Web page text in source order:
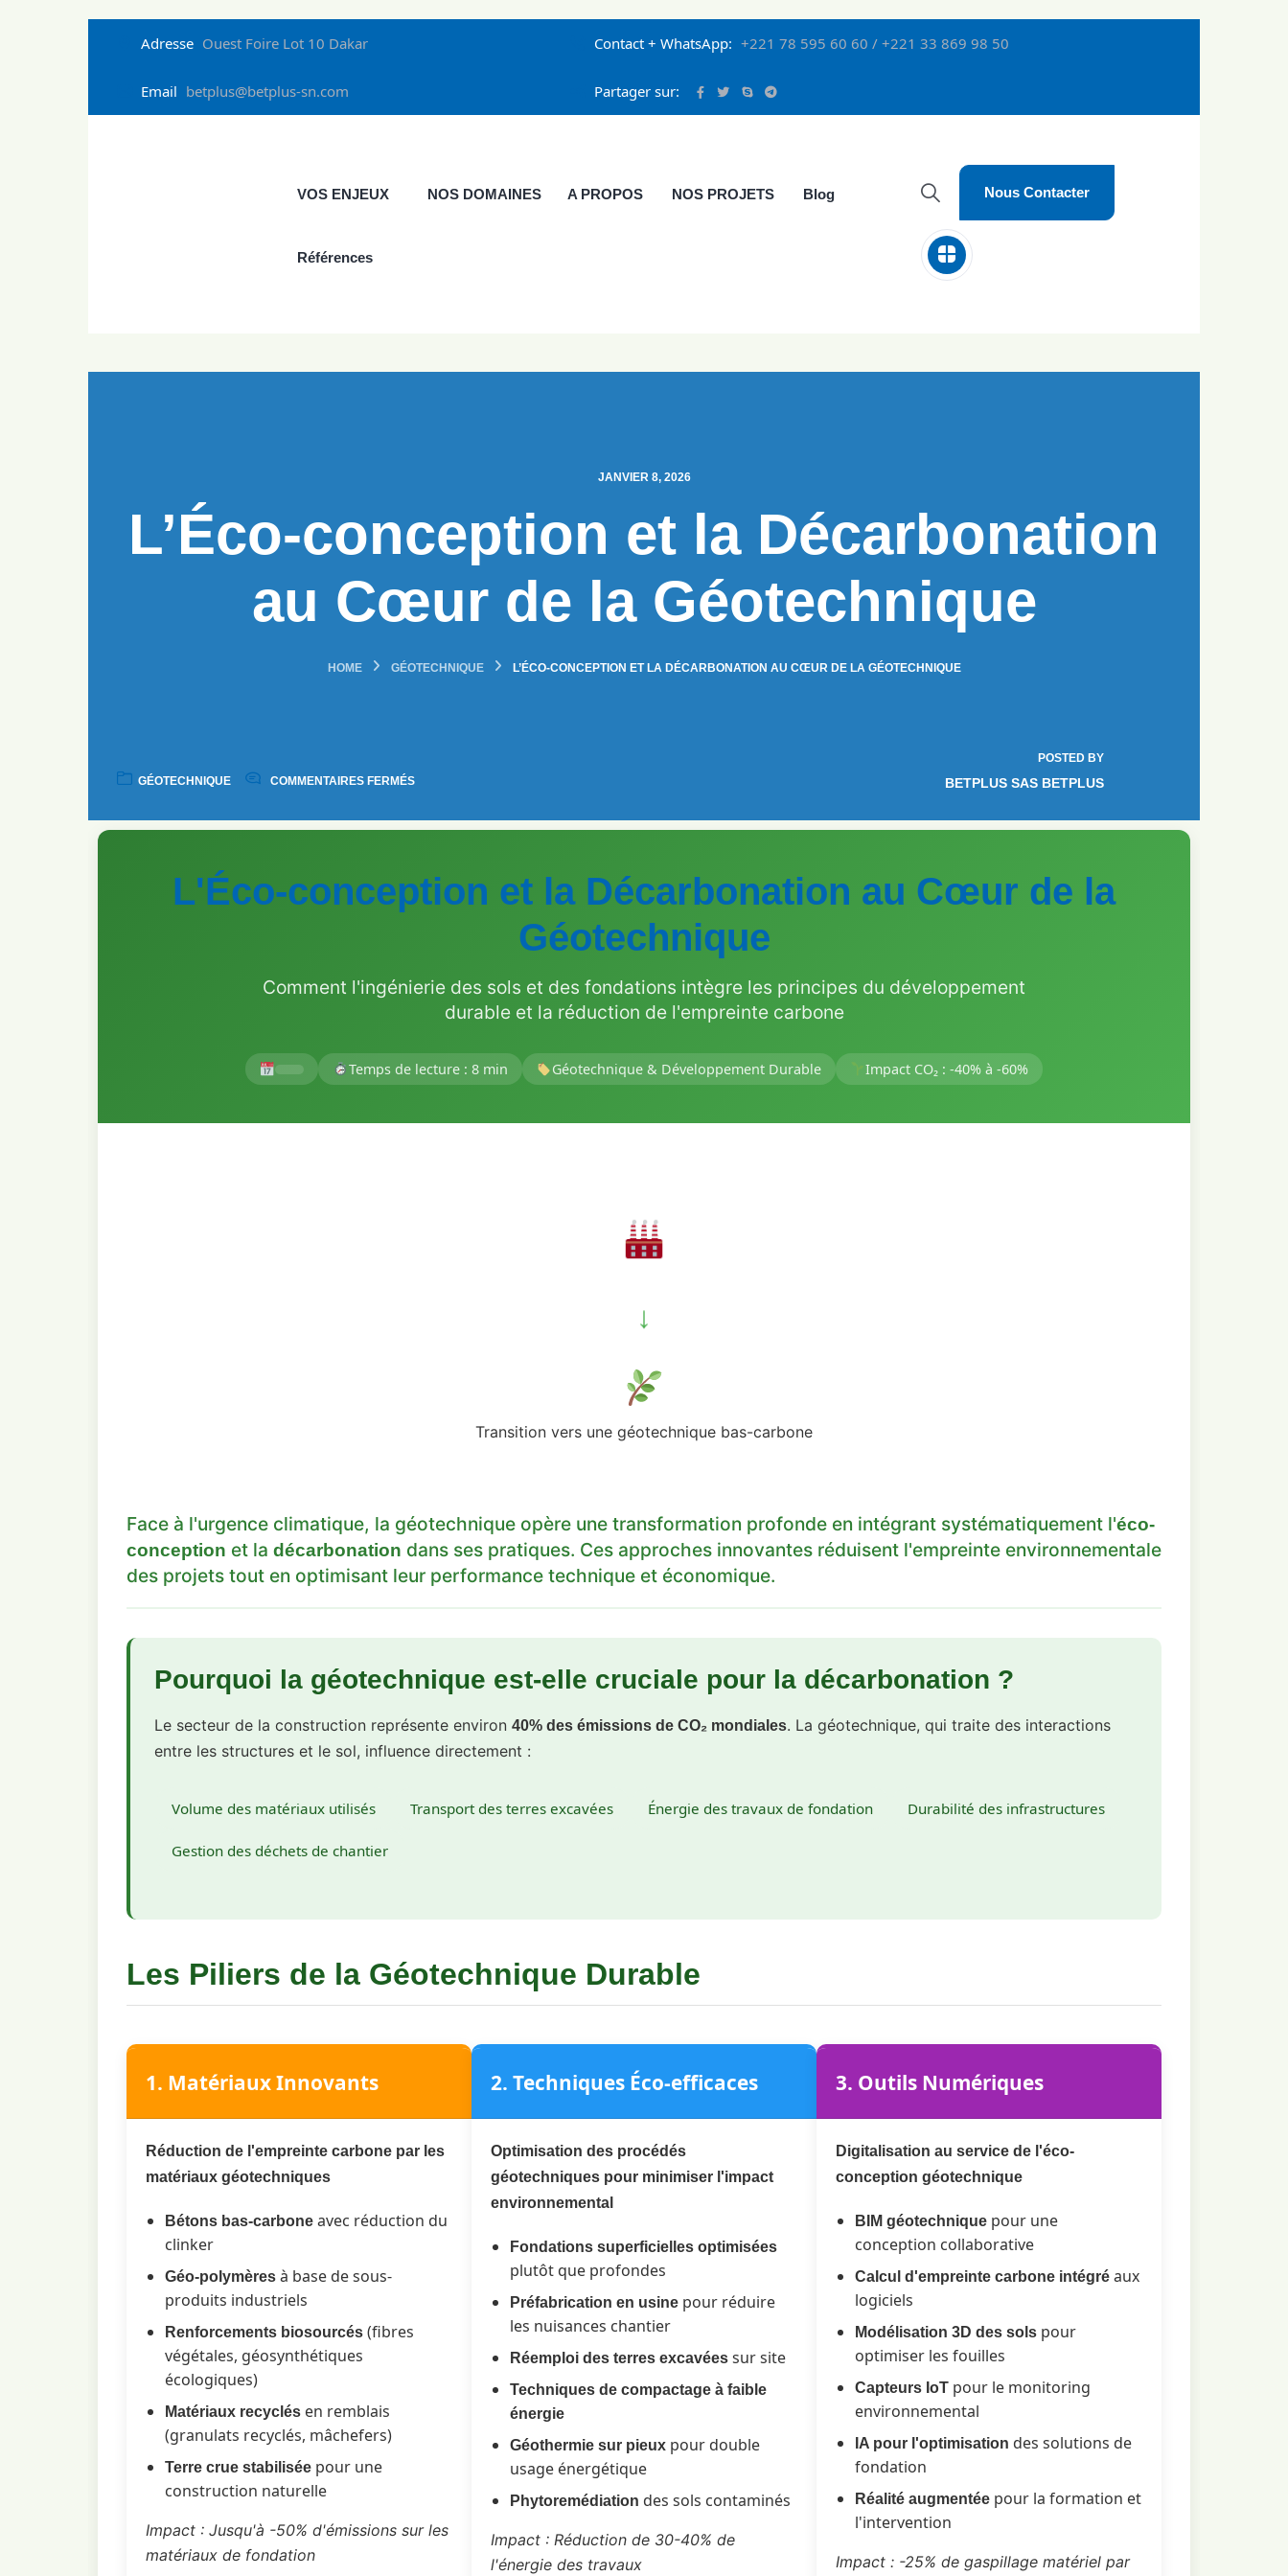
Adresse Ouest Foire Lot 10 Dakar
Email betplus@betplus-sn.com
Contact + WhatsApp: +221 78 595 60 60 / +221 33 869 98 50
Partager sur:
VOS ENJEUX NOS DOMAINES A PROPOS NOS PROJETS Blog
Références
Nous Contacter
JANVIER 8, 2026
L’Éco-conception et la Décarbonation
au Cœur de la Géotechnique
HOME GÉOTECHNIQUE L’ÉCO-CONCEPTION ET LA DÉCARBONATION AU CŒUR DE LA GÉOTECHNIQUE
GÉOTECHNIQUE COMMENTAIRES FERMÉS
POSTED BY
BETPLUS SAS BETPLUS
L'Éco-conception et la Décarbonation au Cœur de la
Géotechnique
Comment l'ingénierie des sols et des fondations intègre les principes du développement
durable et la réduction de l'empreinte carbone
Temps de lecture : 8 min Géotechnique & Développement Durable Impact CO₂ : -40% à -60%
↓
Transition vers une géotechnique bas-carbone
Face à l'urgence climatique, la géotechnique opère une transformation profonde en intégrant systématiquement l'éco-
conception et la décarbonation dans ses pratiques. Ces approches innovantes réduisent l'empreinte environnementale
des projets tout en optimisant leur performance technique et économique.
Pourquoi la géotechnique est-elle cruciale pour la décarbonation ?
Le secteur de la construction représente environ 40% des émissions de CO₂ mondiales. La géotechnique, qui traite des interactions
entre les structures et le sol, influence directement :
Volume des matériaux utilisés Transport des terres excavées Énergie des travaux de fondation Durabilité des infrastructures
Gestion des déchets de chantier
Les Piliers de la Géotechnique Durable
1. Matériaux Innovants
Réduction de l'empreinte carbone par les
matériaux géotechniques
Bétons bas-carbone avec réduction du
clinker
Géo-polymères à base de sous-
produits industriels
Renforcements biosourcés (fibres
végétales, géosynthétiques
écologiques)
Matériaux recyclés en remblais
(granulats recyclés, mâchefers)
Terre crue stabilisée pour une
construction naturelle
Impact : Jusqu'à -50% d'émissions sur les
matériaux de fondation
2. Techniques Éco-efficaces
Optimisation des procédés
géotechniques pour minimiser l'impact
environnemental
Fondations superficielles optimisées
plutôt que profondes
Préfabrication en usine pour réduire
les nuisances chantier
Réemploi des terres excavées sur site
Techniques de compactage à faible
énergie
Géothermie sur pieux pour double
usage énergétique
Phytoremédiation des sols contaminés
Impact : Réduction de 30-40% de
l'énergie des travaux
3. Outils Numériques
Digitalisation au service de l'éco-
conception géotechnique
BIM géotechnique pour une
conception collaborative
Calcul d'empreinte carbone intégré aux
logiciels
Modélisation 3D des sols pour
optimiser les fouilles
Capteurs IoT pour le monitoring
environnemental
IA pour l'optimisation des solutions de
fondation
Réalité augmentée pour la formation et
l'intervention
Impact : -25% de gaspillage matériel par